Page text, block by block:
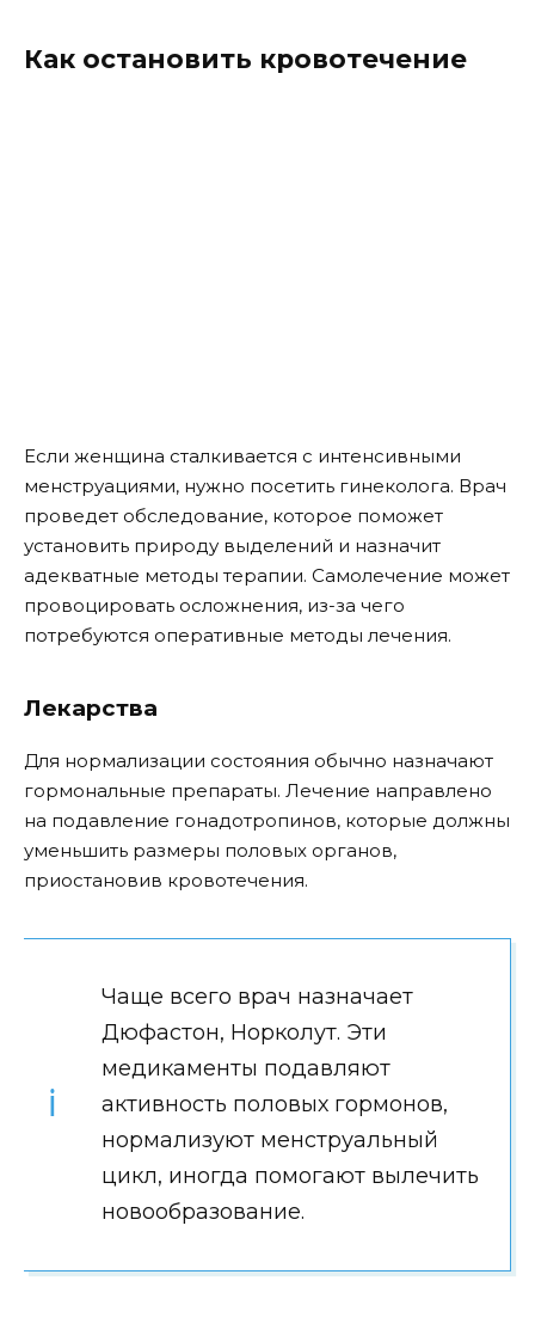
Как остановить кровотечение
Если женщина сталкивается с интенсивными
менструациями, нужно посетить гинеколога. Врач
проведет обследование, которое поможет
установить природу выделений и назначит
адекватные методы терапии. Самолечение может
провоцировать осложнения, из-за чего
потребуются оперативные методы лечения.
Лекарства
Для нормализации состояния обычно назначают
гормональные препараты. Лечение направлено
на подавление гонадотропинов, которые должны
уменьшить размеры половых органов,
приостановив кровотечения.
Чаще всего врач назначает
Дюфастон, Норколут. Эти
медикаменты подавляют
активность половых гормонов,
нормализуют менструальный
цикл, иногда помогают вылечить
новообразование.